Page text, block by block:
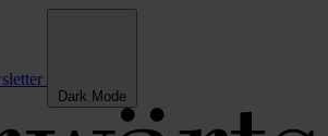
Dark Mode